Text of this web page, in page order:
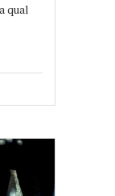
qual